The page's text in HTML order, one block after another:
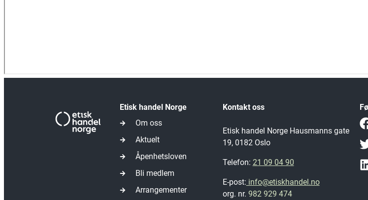
Etisk handel Norge
Om oss
Aktuelt
Åpenhetsloven
Bli medlem
Arrangementer
Kontakt oss
Etisk handel Norge Hausmanns gate
19, 0182 Oslo
Telefon: 21 09 04 90
E-post: info@etiskhandel.no
org. nr. 982 929 474